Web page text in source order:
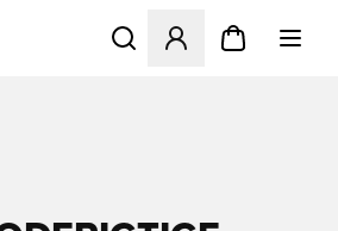
Åbner en Modal til at